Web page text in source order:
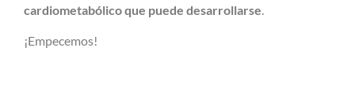
cardiometabólico que puede desarrollarse.
¡Empecemos!